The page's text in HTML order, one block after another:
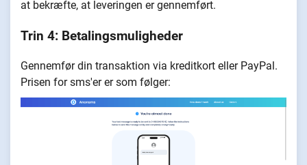
at bekræfte, at leveringen er gennemført.
Trin 4: Betalingsmuligheder
Gennemfør din transaktion via kreditkort eller PayPal.
Prisen for sms'er er som følger: